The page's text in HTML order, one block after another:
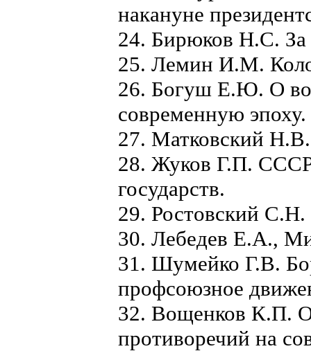
накануне
24. Бирюков Н.С. За
25. Лемин И.М.
26. Богуш Е.Ю. О
современную эпоху.
27. Матковский
28. Жуков Г.П.
государств.
29. Ростовский С.Н.
30. Лебедев Е.А.,
31. Шумейко Г.В.
профсоюзное
32. Вощенков К.П.
противоречий на